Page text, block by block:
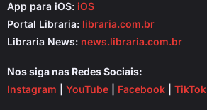
App para iOS: iOS
Portal Libraria: libraria.com.br
Libraria News: news.libraria.com.br
Nos siga nas Redes Sociais:
Instagram
YouTube Facebook TikTok